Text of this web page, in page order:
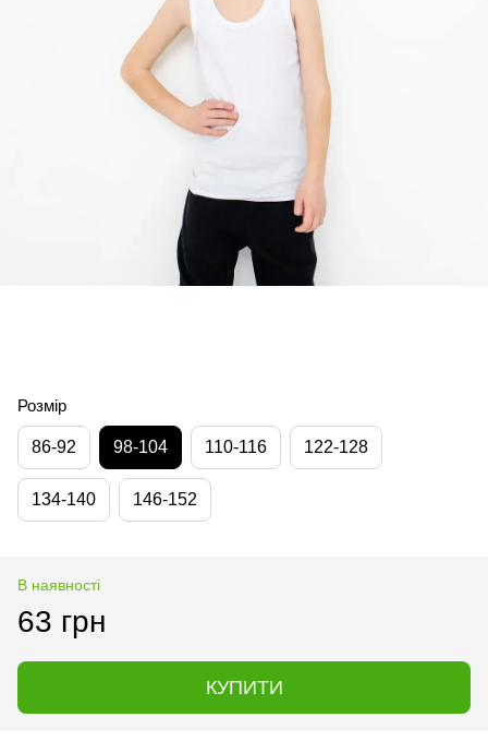
Розмір
86-92 98-104 110-116 122-128
134-140 146-152
В наявності
63 грн
КУПИТИ